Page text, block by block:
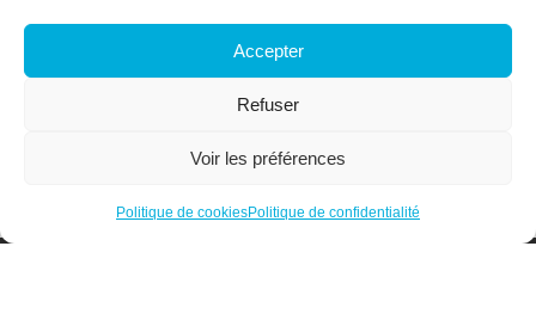
Accepter
Refuser
Voir les préférences
Politique de cookiesPolitique de confidentialité
Services & Formations